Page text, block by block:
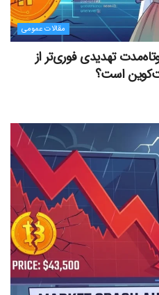
مقالات عمومی
تهدیدی فوری‌تر از
است؟